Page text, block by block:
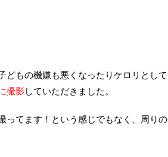
どもの機嫌も悪くなったりケロリとして
撮影していただきました。
ってます！という感じでもなく、周りの